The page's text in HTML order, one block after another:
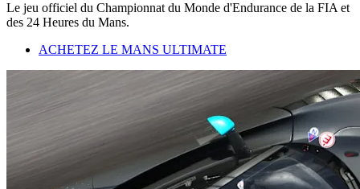
Le jeu officiel du Championnat du Monde d'Endurance de la FIA et
des 24 Heures du Mans.
ACHETEZ LE MANS ULTIMATE